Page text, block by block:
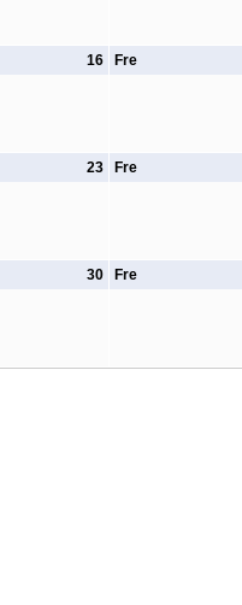
16 Fre
23 Fre
30 Fre